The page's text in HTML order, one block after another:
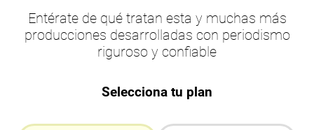
Entérate de qué tratan esta y muchas más
producciones desarrolladas con periodismo
riguroso y confiable
Selecciona tu plan